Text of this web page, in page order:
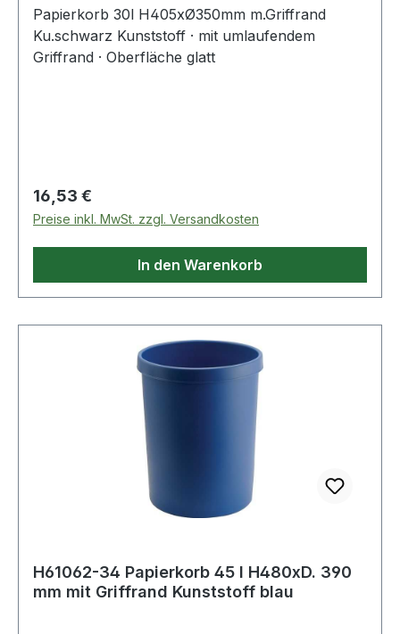
Papierkorb 30l H405xØ350mm m.Griffrand
Ku.schwarz Kunststoff · mit umlaufendem
Griffrand · Oberfläche glatt
Regulärer Preis:
16,53 €
Preise inkl. MwSt. zzgl. Versandkosten
In den Warenkorb
H61062-34 Papierkorb 45 l H480xD. 390
mm mit Griffrand Kunststoff blau